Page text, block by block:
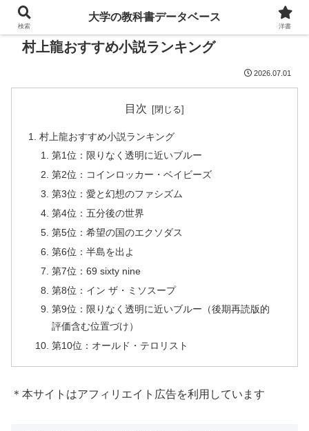
村上龍おすすめ小説ランキング
2026.07.01
目次
村上龍おすすめ小説ランキング
第1位：限りなく透明に近いブルー
第2位：コインロッカー・ベイビーズ
第3位：愛と幻想のファシズム
第4位：五分後の世界
第5位：希望の国のエクソダス
第6位：半島を出よ
第7位：69 sixty nine
第8位：イン ザ・ミソスープ
第9位：限りなく透明に近いブルー（後期再読版的
評価含む位置づけ）
第10位：オールド・テロリスト
＊本サイトはアフィリエイト広告を利用しています
検索
大学の教科書データベース
洋書